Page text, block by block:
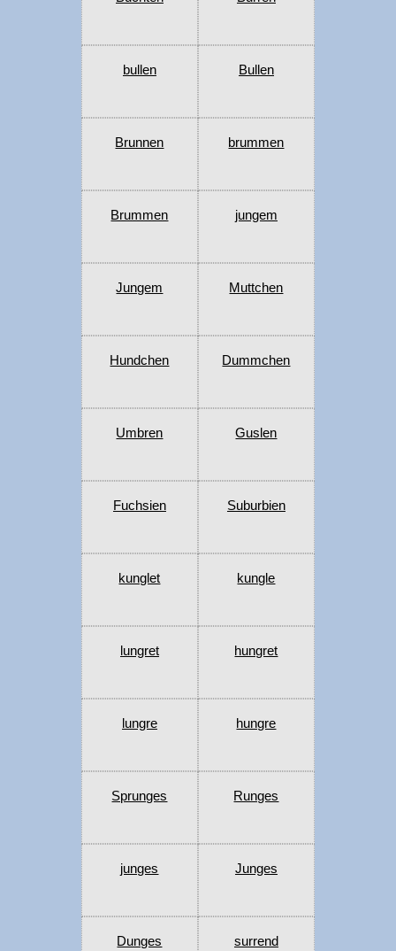
bullen Bullen
Brunnen brummen
Brummen jungem
Jungem Muttchen
Hundchen Dummchen
Umbren Guslen
Fuchsien Suburbien
kunglet kungle
lungret hungret
lungre hungre
Sprunges Runges
junges Junges
Dunges surrend